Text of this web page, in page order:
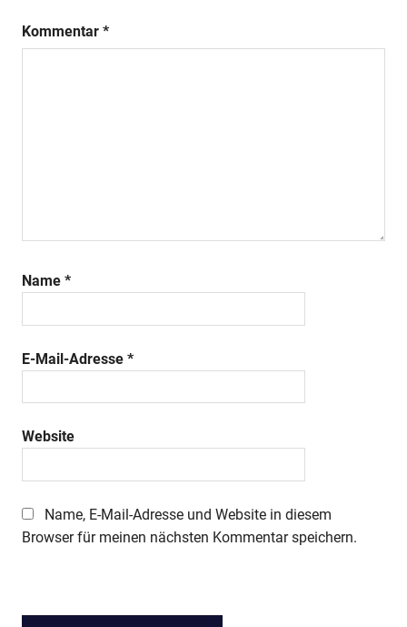
Kommentar *
Name *
E-Mail-Adresse *
Website
Name, E-Mail-Adresse und Website in diesem
Browser für meinen nächsten Kommentar speichern.